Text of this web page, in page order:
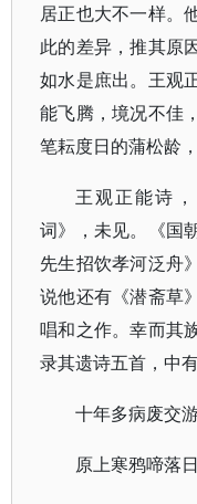
居正也大不一样。
此的差异，推其原
如水是庶出。王观
能飞腾，境况不佳
笔耘度日的蒲松龄
王观正能诗
词》，未见。《国
先生招饮孝河泛舟
说他还有《潜斋草
唱和之作。幸而其
录其遗诗五首，中
十年多病废交
原上寒鸦啼落